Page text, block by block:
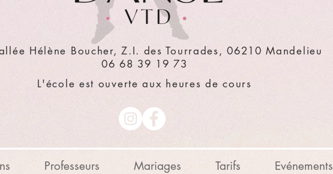
Hélène Boucher, Z.I. des Tourrades, 06210 Mandelieu
06 68 39 19 73
L'école est ouverte aux heures de cours
Professeurs Mariages Tarifs Evénements